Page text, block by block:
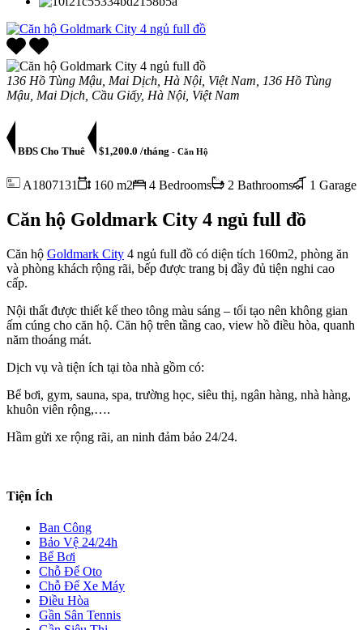
136 Hồ Tùng Mậu, Mai Dịch, Hà Nội, Việt Nam, 136 Hồ Tùng
Mậu, Mai Dịch, Cầu Giấy, Hà Nội, Việt Nam
BĐS Cho Thuê $1,200.0 /tháng - Căn Hộ
A1807131 160 m2 4 Bedrooms 2 Bathrooms 1 Garage
Căn hộ Goldmark City 4 ngủ full đồ
Căn hộ Goldmark City 4 ngủ full đồ có diện tích 160m2, phòng ăn
và phòng khách rộng rãi, bếp được trang bị đầy đủ tiện nghi cao
cấp.
Nội thất được thiết kế theo tông màu sáng – tối tạo nên không gian
ấm cúng cho căn hộ. Căn hộ trên tầng cao, view hồ điều hòa, quanh
năm thoáng mát.
Dịch vụ và tiện ích tại tòa nhà gồm có:
Bể bơi, gym, sauna, spa, trường học, siêu thị, ngân hàng, nhà hàng,
khuôn viên rộng,….
Hầm gửi xe rộng rãi, an ninh đảm bảo 24/24.
Tiện Ích
Ban Công
Bảo Vệ 24/24h
Bể Bơi
Chỗ Để Oto
Chỗ Để Xe Máy
Điều Hòa
Gần Sân Tennis